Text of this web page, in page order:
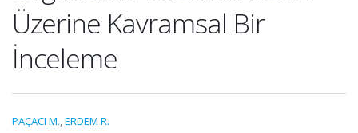
Üzerine Kavramsal Bir
İnceleme
PAÇACI M.,ERDEM R.